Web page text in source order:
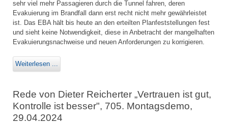
sehr viel mehr Passagieren durch die Tunnel fahren, deren
Evakuierung im Brandfall dann erst recht nicht mehr gewährleistet
ist. Das EBA hält bis heute an den erteilten Planfeststellungen fest
und sieht keine Notwendigkeit, diese in Anbetracht der mangelhaften
Evakuierungsnachweise und neuen Anforderungen zu korrigieren.
Weiterlesen ...
Rede von Dieter Reicherter „Vertrauen ist gut,
Kontrolle ist besser", 705. Montagsdemo,
29.04.2024